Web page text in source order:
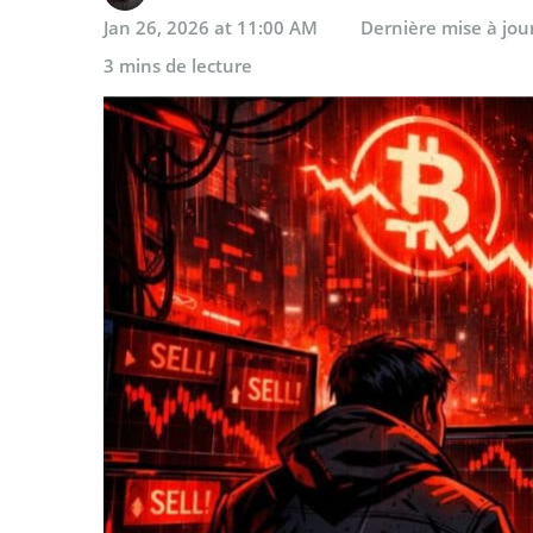
Jan 26, 2026 at 11:00 AM
Dernière mise à
3 mins de lecture